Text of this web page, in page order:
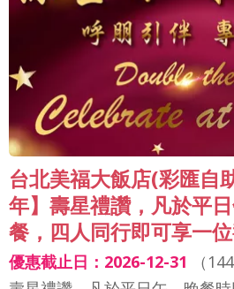
台北美福大飯店(彩匯自
年】壽星禮讚，凡於平
餐，四人同行即可享一位
優惠截止日：2026-12-31 （